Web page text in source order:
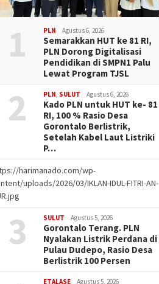
1 PLN Agustus 6, 2026
Semarakkan HUT ke 81 RI,
PLN Dorong Digitalisasi
Pendidikan di SMPN1 Palu
Lewat Program TJSL
2 PLN SULUT Agustus 6, 2026
Kado PLN untuk HUT ke- 81
RI, 100 % Rasio Desa
Gorontalo Berlistrik,
Setelah Kabel Laut Listriki
P…
harimanado.com/wp-
uploads/2026/03/IKLAN-IDUL-FITRI-AN-
3 SULUT Agustus 5, 2026
Gorontalo Terang. PLN
Nyalakan Listrik Perdana di
Pulau Dudepo, Rasio Desa
Berlistrik 100 Persen
ETALASE Agustus 5, 2026